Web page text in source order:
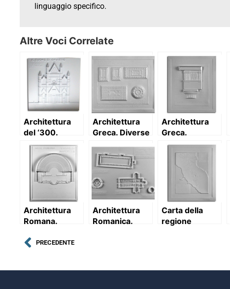
linguaggio specifico.
Altre Voci Correlate
Architettura
del ‘300.
Duomo di
Orvieto:
prospetto con
descrizione
Architettura
Greca. Diverse
architettoniche
di tempio:
piante
Architettura
Greca.
Trabeazione
Dorica
Architettura
Romana.
Marcello (I sec.
Architettura
Romanica.
Carta della
regione
PRECEDENTE